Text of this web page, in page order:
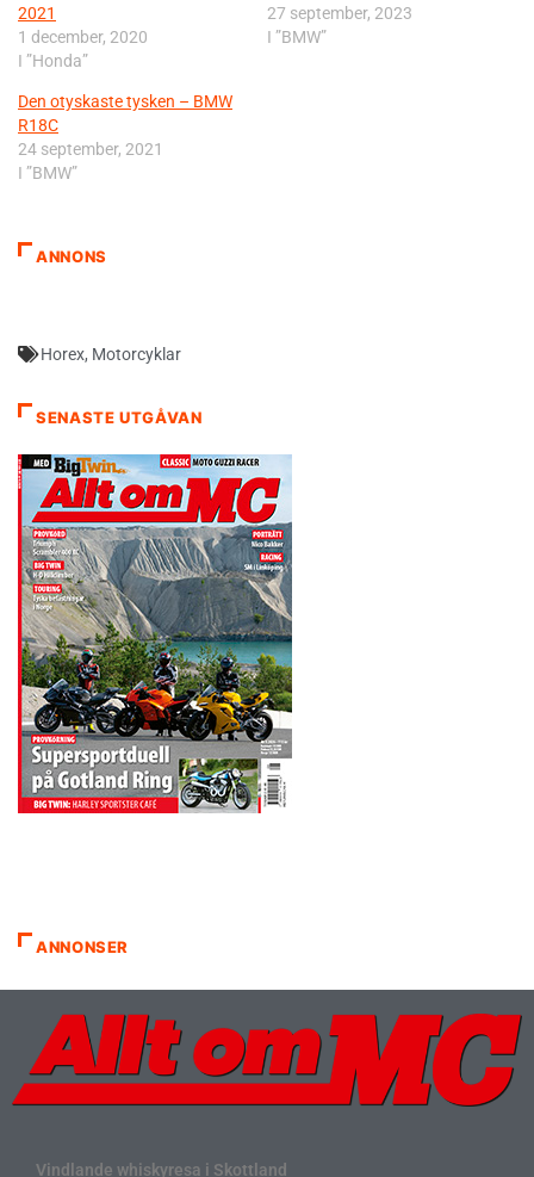
2021
1 december, 2020
I ”Honda”
27 september, 2023
I ”BMW”
Den otyskaste tysken – BMW
R18C
24 september, 2021
I ”BMW”
ANNONS
Horex, Motorcyklar
SENASTE UTGÅVAN
ANNONSER
Vindlande whiskyresa i Skottland